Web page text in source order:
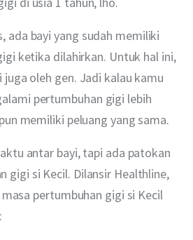
ada bayi yang sudah memiliki
ketika dilahirkan. Untuk hal ini,
juga oleh gen. Jadi kalau kamu
pertumbuhan gigi lebih
memiliki peluang yang sama.
antar bayi, tapi ada patokan
gigi si Kecil. Dilansir Healthline,
pertumbuhan gigi si Kecil